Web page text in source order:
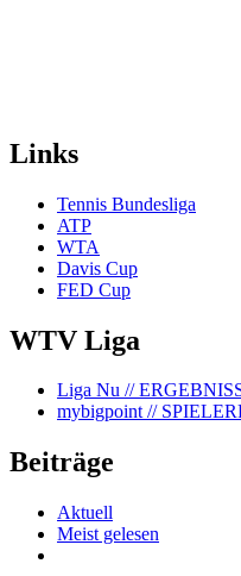
Links
Tennis Bundesliga
ATP
WTA
Davis Cup
FED Cup
WTV Liga
Liga Nu //
mybigpoint//
Beiträge
Aktuell
Meist gelesen